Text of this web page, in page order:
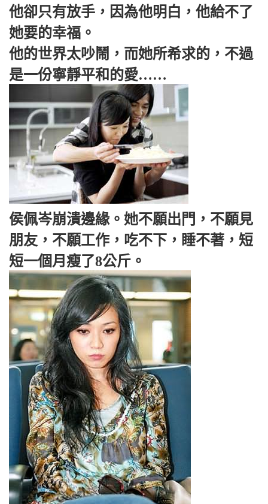
他卻只有放手，因為他明白，他給不了
她要的幸福。
他的世界太吵鬧，而她所希求的，不過
是一份寧靜平和的愛……
侯佩岑崩潰邊緣。她不願出門，不願見
朋友，不願工作，吃不下，睡不著，短
短一個月瘦了8公斤。